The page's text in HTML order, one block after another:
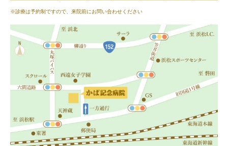
※診療は予約制ですので、来院前にお問い合わせください